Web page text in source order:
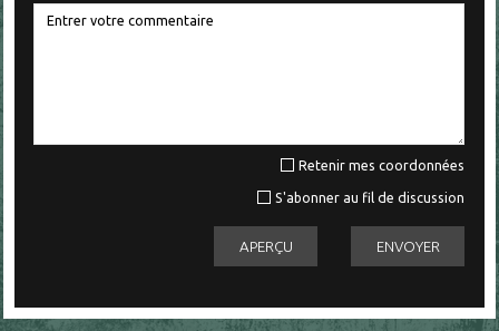
Retenir mes coordonnées
S'abonner au fil de discussion